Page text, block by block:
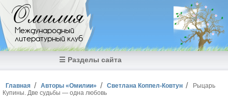
Перейти к основному содержанию
Омилия
Международный
литературный клуб
☰ Разделы сайта
Вы здесь
Главная Авторы «Омилии» Светлана Коппел-Ковтун
Рыцарь
Купины. Две судьбы — одна любовь